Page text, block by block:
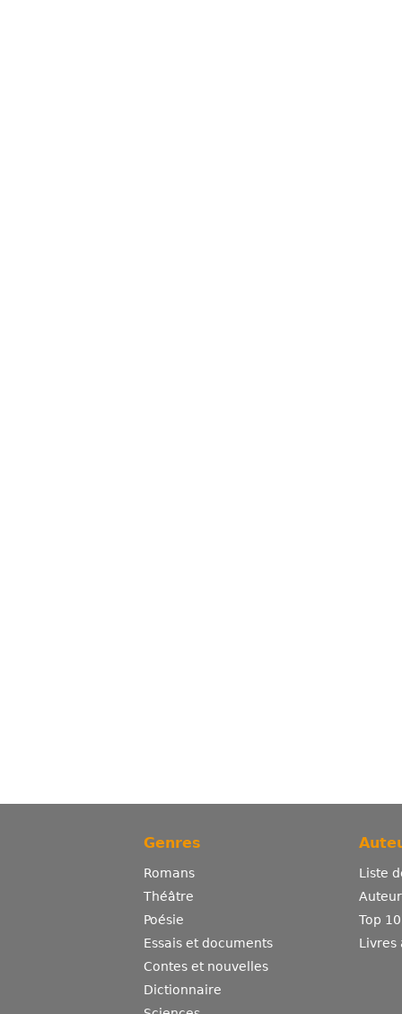
Genres
Romans
Théâtre
Poésie
Essais et documents
Contes et nouvelles
Dictionnaire
Liste
Top
Livres